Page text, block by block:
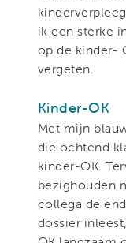
ik een sterke
op de kinder-
vergeten.
Kinder-OK
Met mijn
die ochtend
kinder-OK.
bezighouden
collega de
dossier